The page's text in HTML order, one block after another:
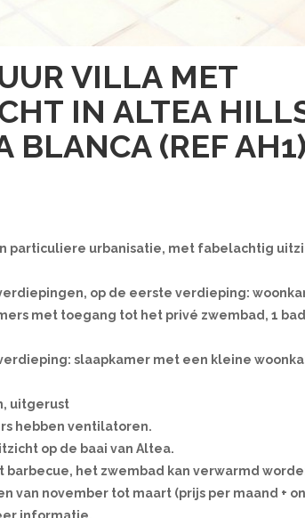
VILLA MET
IN ALTEA
BLANCA (REF
particuliere urbanisatie, met fabelachtig
op de eerste verdieping:
met toegang tot het privé zwembad, 1
slaapkamer met een kleine
uitgerust
hebben ventilatoren.
op de baai van Altea.
barbecue, het zwembad kan verwarmd
van november tot maart (prijs per maand +
informatie.